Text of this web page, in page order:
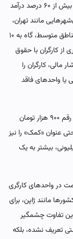
بر اساس داده‌های رسمی و گزارش‌های میدانی، امروزه بیش از ۶۰ درصد درآمد
مانند تهران،
مشهد و اصفهان، اجاره یک واحد مسکونی کوچک در مناطق متوسط، گاه به ۱۰
از کارگران با حقوق
مالی، کارگران را
یا واحدهای فاقد
در چنین شرایطی، کمک‌هزینه مسکن که همچنان روی رقم ۹۰۰ هزار تومان
عنوان «کمک» را نیز
بیشتر به یک
در واحدهای کارگری
کشورها مانند ژاپن، برای
این تفاوت چشمگیر
تعریف نشده، بلکه